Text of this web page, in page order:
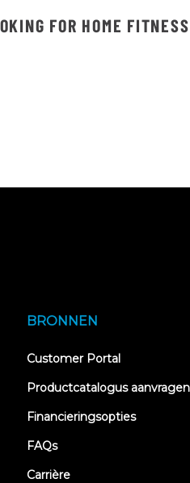
FOR HOME
BRONNEN
Customer Portal(opens
new
Productcatalogus aanvragen
Financieringsopties
FAQs
Carrière